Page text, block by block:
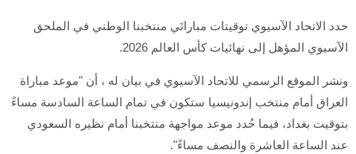
حدد الاتحاد الآسيوي توقيتات مباراتَي منتخبنا الوطني في الملحق
الآسيوي المؤهل إلى نهائيات كأس العالم 2026.
ونشر الموقع الرسمي للاتحاد الآسيوي في بيان له ، أن "موعد مباراة
العراق أمام منتخب إندونيسيا ستكون في تمام الساعة السادسة مساءً
بتوقيت بغداد، فيما حُدد موعد مواجهة منتخبنا أمام نظيره السعودي
عند الساعة العاشرة والنصف مساءً".